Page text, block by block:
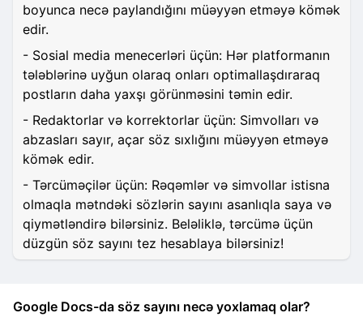
boyunca necə paylandığını müəyyən etməyə kömək
edir.
- Sosial media menecerləri üçün: Hər platformanın
tələblərinə uyğun olaraq onları optimallaşdıraraq
postların daha yaxşı görünməsini təmin edir.
- Redaktorlar və korrektorlar üçün: Simvolları və
abzasları sayır, açar söz sıxlığını müəyyən etməyə
kömək edir.
- Tərcüməçilər üçün: Rəqəmlər və simvollar istisna
olmaqla mətndəki sözlərin sayını asanlıqla saya və
qiymətləndirə bilərsiniz. Beləliklə, tərcümə üçün
düzgün söz sayını tez hesablaya bilərsiniz!
Google Docs-da söz sayını necə yoxlamaq olar?